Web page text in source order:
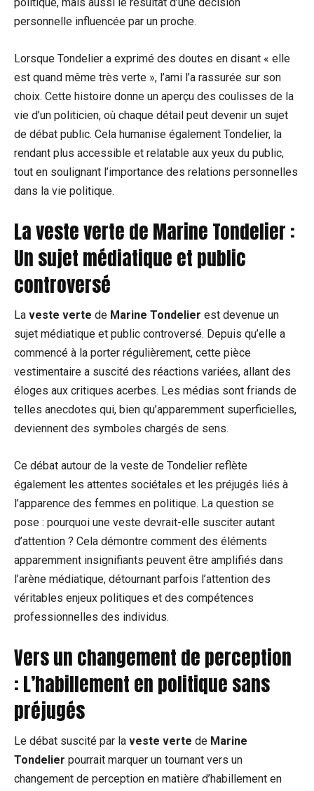
personnelle influencée par un proche.
Lorsque Tondelier a exprimé des doutes en disant « elle
est quand même très verte », l’ami l’a rassurée sur son
choix. Cette histoire donne un aperçu des coulisses de la
vie d’un politicien, où chaque détail peut devenir un sujet
de débat public. Cela humanise également Tondelier, la
rendant plus accessible et relatable aux yeux du public,
tout en soulignant l’importance des relations personnelles
dans la vie politique.
La veste verte de Marine Tondelier :
Un sujet médiatique et public
controversé
La veste verte de Marine Tondelier est devenue un
sujet médiatique et public controversé. Depuis qu’elle a
commencé à la porter régulièrement, cette pièce
vestimentaire a suscité des réactions variées, allant des
éloges aux critiques acerbes. Les médias sont friands de
telles anecdotes qui, bien qu’apparemment superficielles,
deviennent des symboles chargés de sens.
Ce débat autour de la veste de Tondelier reflète
également les attentes sociétales et les préjugés liés à
l’apparence des femmes en politique. La question se
pose : pourquoi une veste devrait-elle susciter autant
d’attention ? Cela démontre comment des éléments
apparemment insignifiants peuvent être amplifiés dans
l’arène médiatique, détournant parfois l’attention des
véritables enjeux politiques et des compétences
professionnelles des individus.
Vers un changement de perception
: L’habillement en politique sans
préjugés
Le débat suscité par la veste verte de Marine
Tondelier pourrait marquer un tournant vers un
changement de perception en matière d’habillement en